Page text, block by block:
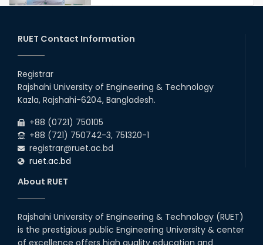
রুয়েটে স্বাক্ষরিত হয়েছে স্বাস্থ্যসেবা সংক্রান্ত সমঝোতা
24th Jun, 24
17th Jun, 24
Higher Education Impact
Ranking
11th Jun, 24
Team Visionary Velocity from
MTE wins University Innovation
Hub funding competition of RUET
RUET Contact Information
Registrar
Rajshahi University of Engineering & Technology
Kazla, Rajshahi-6204, Bangladesh.
+88 (0721) 750105
+88 (721) 750742-3, 751320-1
registrar@ruet.ac.bd
ruet.ac.bd
About RUET
Rajshahi University of Engineering & Technology (RUET)
is the prestigious public Engineering University & center
of excellence offers high quality education and